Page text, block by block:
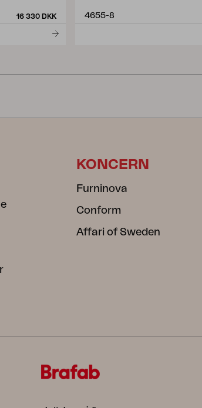
16 330 DKK 4655-8
KONCERN
Furninova
Conform
Affari of Sweden